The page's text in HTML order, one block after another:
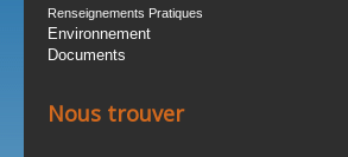
>> L'Equipe Municipale
Renseignements Pratiques
Environnement
Documents
Nous trouver